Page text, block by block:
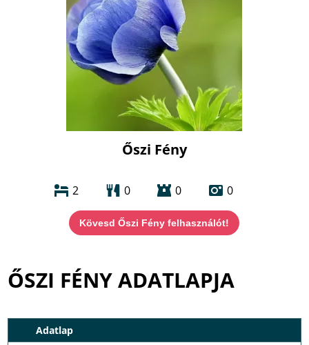
Őszi Fény
2 0 0 0
Kövesd Őszi Fény felhasználót!
ŐSZI FÉNY ADATLAPJA
Adatlap